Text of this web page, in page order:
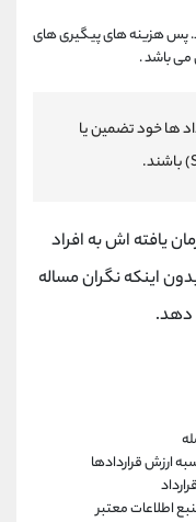
پس هزینه های پیگیری های
می باشد .
ها خود تضمین یا
یافته اش به افراد
اینکه نگران مساله
دهد.
ارزش قراردادها
اطلاعات معتبر